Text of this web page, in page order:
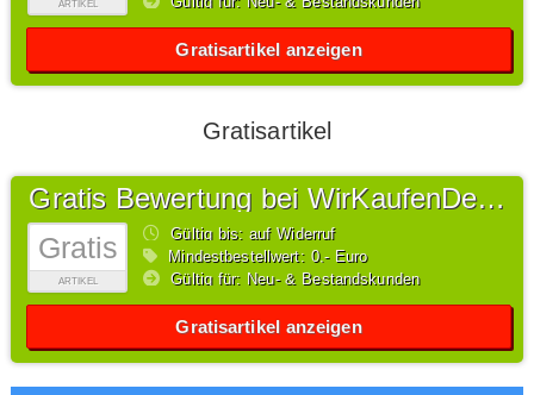
ARTIKEL
Gratisartikel anzeigen
Gratisartikel
Gratis
ARTIKEL
Gratis Bewertung bei WirKaufenDeinAuto
Gültig bis: auf Widerruf
Mindestbestellwert: 0,- Euro
Gültig für: Neu- & Bestandskunden
Gratisartikel anzeigen